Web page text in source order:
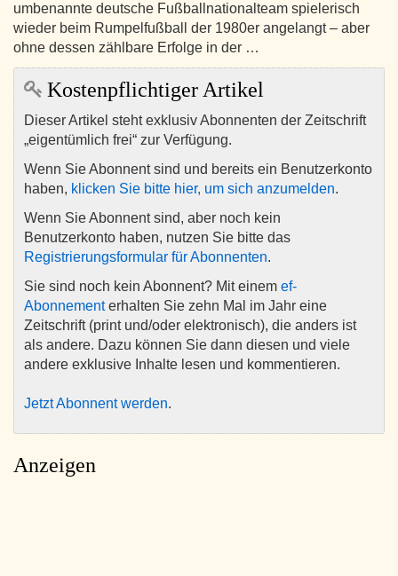
umbenannte deutsche Fußballnationalteam spielerisch
wieder beim Rumpelfußball der 1980er angelangt – aber
ohne dessen zählbare Erfolge in der …
Kostenpflichtiger Artikel
Dieser Artikel steht exklusiv Abonnenten der Zeitschrift
„eigentümlich frei“ zur Verfügung.
Wenn Sie Abonnent sind und bereits ein Benutzerkonto
haben, klicken Sie bitte hier, um sich anzumelden.
Wenn Sie Abonnent sind, aber noch kein
Benutzerkonto haben, nutzen Sie bitte das
Registrierungsformular für Abonnenten.
Sie sind noch kein Abonnent? Mit einem ef-
Abonnementerhalten Sie zehn Mal im Jahr eine
Zeitschrift (print und/oder elektronisch), die anders ist
als andere. Dazu können Sie dann diesen und viele
andere exklusive Inhalte lesen und kommentieren.
Jetzt Abonnent werden.
Anzeigen